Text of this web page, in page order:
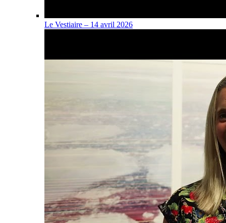
Le Vestiaire – 14 avril 2026